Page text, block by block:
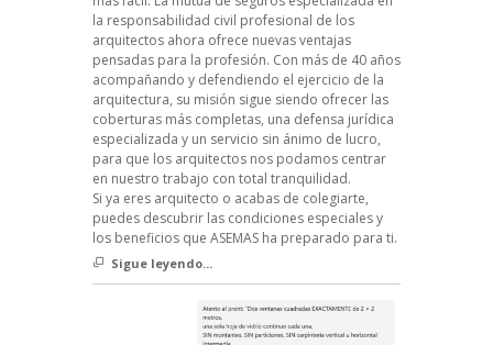
la responsabilidad civil profesional de los
arquitectos ahora ofrece nuevas ventajas
pensadas para la profesión. Con más de 40 años
acompañando y defendiendo el ejercicio de la
arquitectura, su misión sigue siendo ofrecer las
coberturas más completas, una defensa jurídica
especializada y un servicio sin ánimo de lucro,
para que los arquitectos nos podamos centrar
en nuestro trabajo con total tranquilidad.
Si ya eres arquitecto o acabas de colegiarte,
puedes descubrir las condiciones especiales y
los beneficios que ASEMAS ha preparado para ti.
Sigue leyendo...